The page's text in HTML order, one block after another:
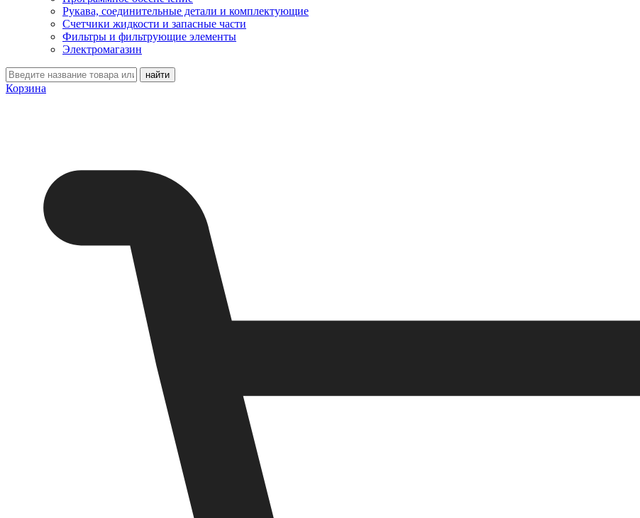
Рукава, соединительные детали и комплектующие
Счетчики жидкости и запасные части
Фильтры и фильтрующие элементы
Электромагазин
Корзина